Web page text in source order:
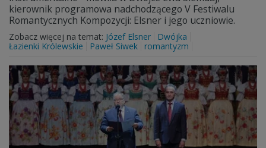
kierownik programowa nadchodzącego V Festiwalu
Romantycznych Kompozycji: Elsner i jego uczniowie.
Zobacz więcej na temat: Józef Elsner
Dwójka
Łazienki Królewskie
Paweł Siwek romantyzm